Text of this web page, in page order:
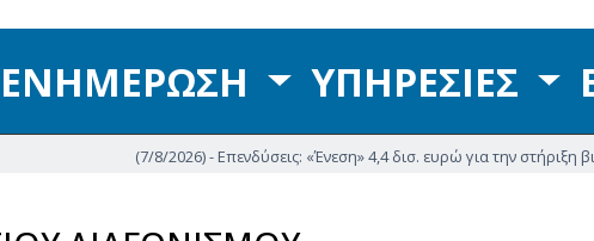
ΕΝΗΜΕΡΩΣΗ ΥΠΗΡΕΣΙΕΣ
(7/8/2026) - Επενδύσεις: «Ένεση» 4,4 δισ. ευρώ για την στήριξη